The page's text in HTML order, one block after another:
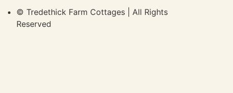
© Tredethick Farm Cottages | All Rights
Reserved